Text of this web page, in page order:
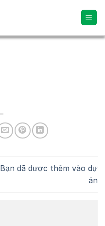
Bạn đã được thêm vào dự
án